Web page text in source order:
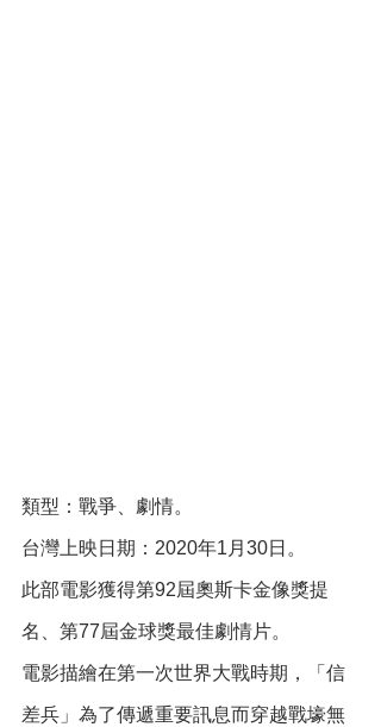
類型：戰爭、劇情。
台灣上映日期：2020年1月30日。
此部電影獲得第92屆奧斯卡金像獎提
名、第77屆金球獎最佳劇情片。
電影描繪在第一次世界大戰時期，「信
差兵」為了傳遞重要訊息而穿越戰壕無